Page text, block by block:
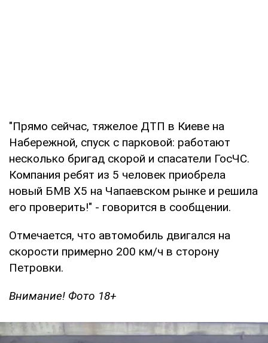
"Прямо сейчас, тяжелое ДТП в Киеве на
Набережной, спуск с парковой: работают
несколько бригад скорой и спасатели ГосЧС.
Компания ребят из 5 человек приобрела
новый БМВ X5 на Чапаевском рынке и решила
его проверить!" - говорится в сообщении.
Отмечается, что автомобиль двигался на
скорости примерно 200 км/ч в сторону
Петровки.
Внимание! Фото 18+